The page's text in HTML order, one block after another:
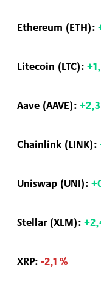
Ethereum (ETH):
Litecoin (LTC):
Aave (AAVE):
Chainlink (LINK):
Uniswap (UNI):
Stellar (XLM):
XRP:-2,1 %